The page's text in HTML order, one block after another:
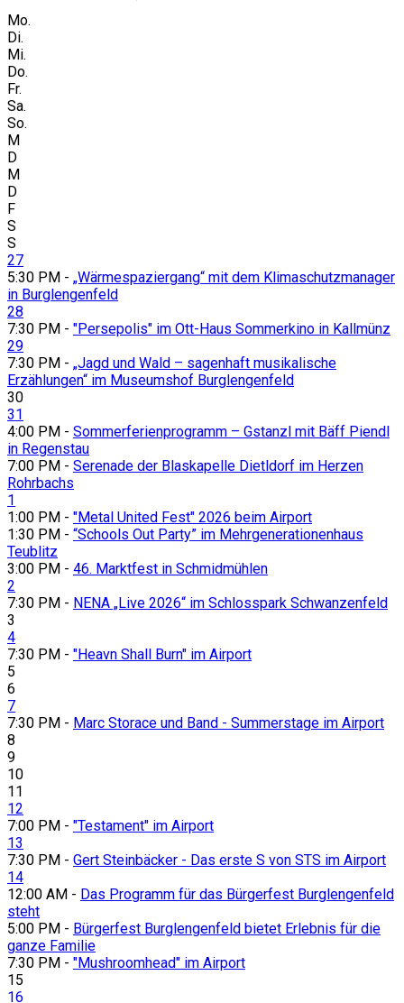
Mo.
Di.
Mi.
Do.
Fr.
Sa.
So.
M
D
M
D
F
S
S
27
5:30 PM - „Wärmespaziergang“ mit dem Klimaschutzmanager
in Burglengenfeld
28
7:30 PM - "Persepolis" im Ott-Haus Sommerkino in Kallmünz
29
7:30 PM - „Jagd und Wald – sagenhaft musikalische
Erzählungen“ im Museumshof Burglengenfeld
30
31
4:00 PM - Sommerferienprogramm – Gstanzl mit Bäff Piendl
in Regenstau
7:00 PM - Serenade der Blaskapelle Dietldorf im Herzen
Rohrbachs
1
1:00 PM - "Metal United Fest" 2026 beim Airport
1:30 PM - “Schools Out Party” im Mehrgenerationenhaus
Teublitz
3:00 PM - 46. Marktfest in Schmidmühlen
2
7:30 PM - NENA „Live 2026“ im Schlosspark Schwanzenfeld
3
4
7:30 PM - "Heavn Shall Burn" im Airport
5
6
7
7:30 PM - Marc Storace und Band - Summerstage im Airport
8
9
10
11
12
7:00 PM - "Testament" im Airport
13
7:30 PM - Gert Steinbäcker - Das erste S von STS im Airport
14
12:00 AM - Das Programm für das Bürgerfest Burglengenfeld
steht
5:00 PM - Bürgerfest Burglengenfeld bietet Erlebnis für die
ganze Familie
7:30 PM - "Mushroomhead" im Airport
15
16